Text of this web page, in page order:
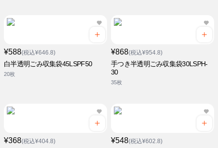
¥588(税込¥646.8)
白半透明ごみ収集袋45LSPF50
20枚
¥868(税込¥954.8)
手つき半透明ごみ収集袋30LSPH-
30
35枚
¥368(税込¥404.8) ¥548(税込¥602.8)